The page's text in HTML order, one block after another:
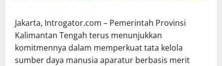
Jakarta, Introgator.com – Pemerintah Provinsi
Kalimantan Tengah terus menunjukkan
komitmennya dalam memperkuat tata kelola
sumber daya manusia aparatur berbasis merit